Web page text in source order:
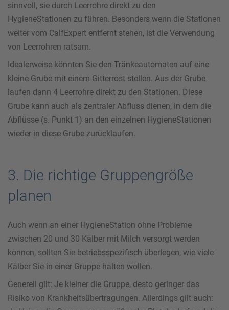
sinnvoll, sie durch Leerrohre direkt zu den
HygieneStationen zu führen. Besonders wenn die Stationen
weiter vom CalfExpert entfernt stehen, ist die Verwendung
von Leerrohren ratsam.
Idealerweise könnten Sie den Tränkeautomaten auf eine
kleine Grube mit einem Gitterrost stellen. Aus der Grube
laufen dann 4 Leerrohre direkt zu den Stationen. Diese
Grube kann auch als zentraler Abfluss dienen, in dem die
Abflüsse (s. Punkt 1) an den einzelnen HygieneStationen
wieder in diese Grube zurücklaufen.
3. Die richtige Gruppengröße
planen
Auch wenn an einer HygieneStation ohne Probleme
zwischen 20 und 30 Kälber mit Milch versorgt werden
können, sollten Sie betriebsspezifisch überlegen, wie viele
Kälber Sie in einer Gruppe halten wollen.
Generell gilt: Je kleiner die Gruppe, desto geringer das
Risiko von Krankheitsübertragungen. Allerdings gilt auch: